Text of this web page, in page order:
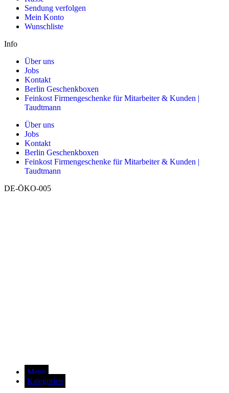
Sendung verfolgen
Mein Konto
Wunschliste
Info
Über uns
Jobs
Kontakt
Berlin Geschenkboxen
Feinkost Firmengeschenke für Mitarbeiter & Kunden |
Taudtmann
Über uns
Jobs
Kontakt
Berlin Geschenkboxen
Feinkost Firmengeschenke für Mitarbeiter & Kunden |
Taudtmann
DE-ÖKO-005
Menü
Kategorien